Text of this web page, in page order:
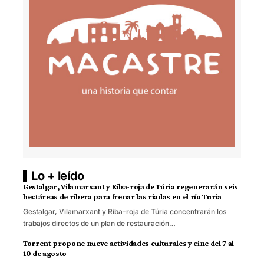
Lo + leído
Gestalgar, Vilamarxant y Riba-roja de Túria regenerarán seis
hectáreas de ribera para frenar las riadas en el río Turia
Gestalgar, Vilamarxant y Riba-roja de Túria concentrarán los
trabajos directos de un plan de restauración…
Torrent propone nueve actividades culturales y cine del 7 al
10 de agosto